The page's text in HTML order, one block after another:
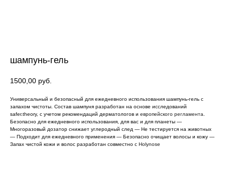
шампунь-гель
1500,00 руб.
Универсальный и безопасный для ежедневного использования шампунь-гель с
запахом чистоты. Cостав шампуня разработан на основе исследований
safer.theory, с учетом рекомендаций дерматологов и европейского регламента
Безопасно для ежедневного использования, для вас и для планеты —
Многоразовый дозатор снижает углеродный след — Не тестируется на животных
— Подходит для ежедневного применения — Безопасно очищает волосы и кожу —
Запах чистой кожи и волос разработан совместно с Holynose